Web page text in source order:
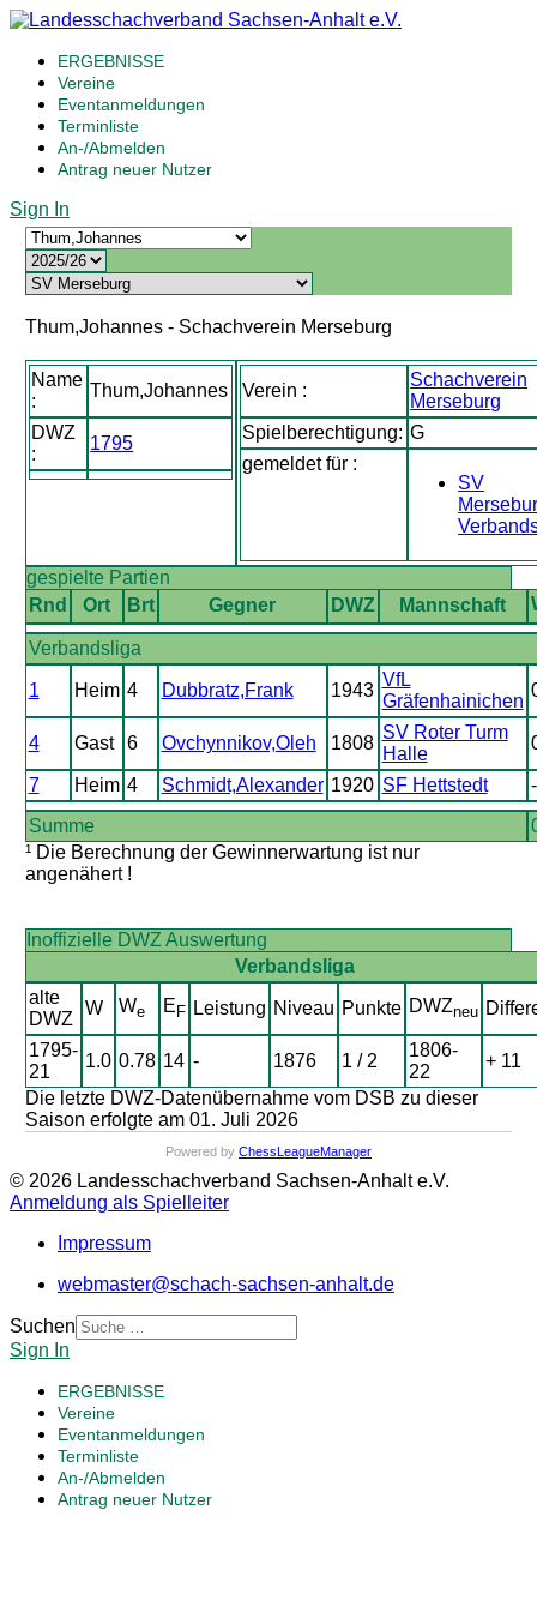
ERGEBNISSE
Vereine
Eventanmeldungen
Terminliste
An-/Abmelden
Antrag neuer Nutzer
Sign In
Thum,Johannes - Schachverein Merseburg
Name
:
Thum,Johannes
DWZ
:
1795
Verein :
Schachverein
Merseburg
Spielberechtigung: G
gemeldet für :
SV
gespielte Partien
Rnd
Ort Brt Gegner DWZ Mannschaft
Verbandsliga
1 Heim 4 Dubbratz,Frank 1943
VfL
Gräfenhainichen
4 Gast 6 Ovchynnikov,Oleh 1808
SV Roter Turm
Halle
7 Heim 4 Schmidt,Alexander 1920 SF Hettstedt
-
Summe
¹ Die Berechnung der Gewinnerwartung ist nur
angenähert !
Inoffizielle DWZ Auswertung
Verbandsliga
alte
DWZ
W We E F Leistung Niveau Punkte DWZneu
1795-
21
1.0 0.78 14 - 1876 1 / 2
1806-
22
+ 11
Die letzte DWZ-Datenübernahme vom DSB zu dieser
Saison erfolgte am 01. Juli 2026
Powered by ChessLeagueManager
© 2026 Landesschachverband Sachsen-Anhalt e.V.
Anmeldung als Spielleiter
Impressum
webmaster@schach-sachsen-anhalt.de
Suchen
Sign In
ERGEBNISSE
Vereine
Eventanmeldungen
Terminliste
An-/Abmelden
Antrag neuer Nutzer